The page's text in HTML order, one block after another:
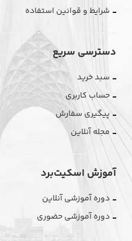
شرایط و قوانین استفاده
دسترسی سریع
سبد خرید
حساب کاربری
پیگیری سفارش
مجله آنلاین
آموزش اسکیت‌برد
دوره آموزشی آنلاین
دوره آموزشی حضوری